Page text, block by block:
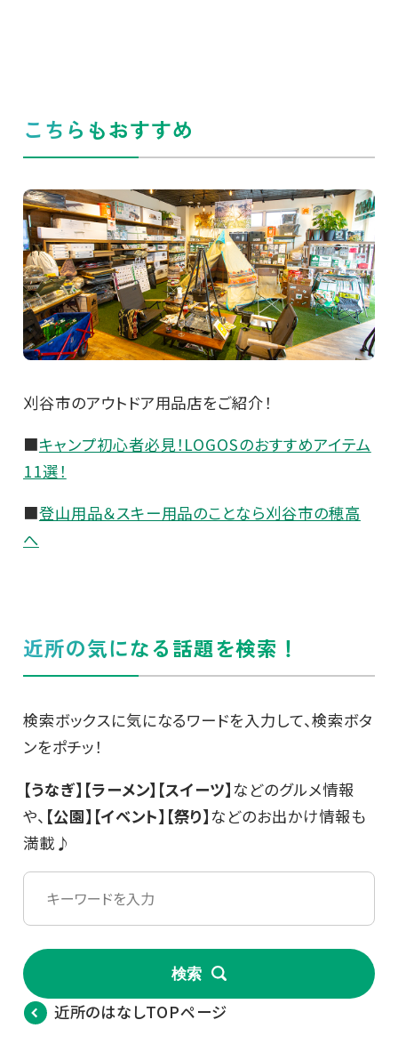
こちらもおすすめ
刈谷市のアウトドア用品店をご紹介！
■キャンプ初心者必見！LOGOSのおすすめアイテム
11選！
■登山用品＆スキー用品のことなら刈谷市の穂高
へ
近所の気になる話題を検索！
検索ボックスに気になるワードを入力して、検索ボタ
ンをポチッ！
【うなぎ】【ラーメン】【スイーツ】などのグルメ情報
や、 【公園】【イベント】【祭り】などのお出かけ情報も
満載♪
検索
近所のはなしTOPページ